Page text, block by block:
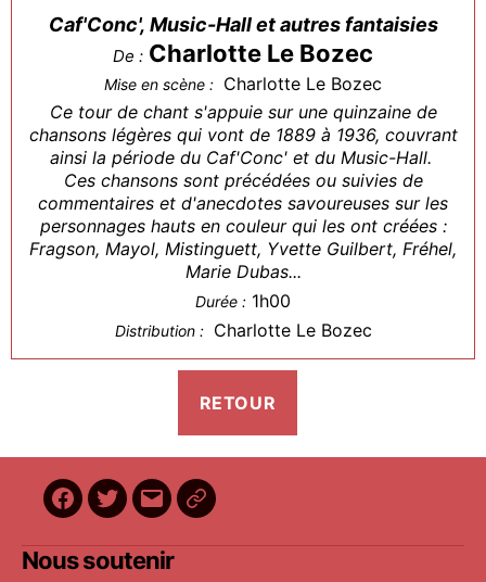
Caf'Conc', Music-Hall et autres fantaisies
De : Charlotte Le Bozec
Mise en scène : Charlotte Le Bozec
Ce tour de chant s'appuie sur une quinzaine de
chansons légères qui vont de 1889 à 1936, couvrant
ainsi la période du Caf'Conc' et du Music-Hall.
Ces chansons sont précédées ou suivies de
commentaires et d'anecdotes savoureuses sur les
personnages hauts en couleur qui les ont créées :
Fragson, Mayol, Mistinguett, Yvette Guilbert, Fréhel,
Marie Dubas...
Durée : 1h00
Distribution : Charlotte Le Bozec
Facebook
Twitter
E-
mail
BilletReduc
Nous soutenir